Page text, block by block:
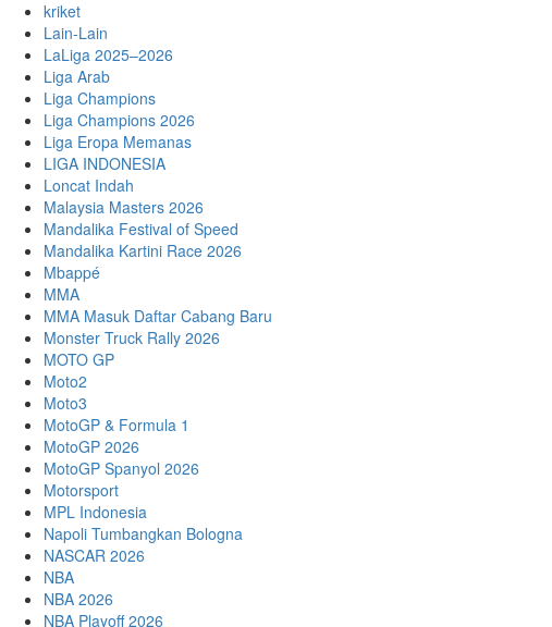
kriket
Lain-Lain
LaLiga 2025–2026
Liga Arab
Liga Champions
Liga Champions 2026
Liga Eropa Memanas
LIGA INDONESIA
Loncat Indah
Malaysia Masters 2026
Mandalika Festival of Speed
Mandalika Kartini Race 2026
Mbappé
MMA
MMA Masuk Daftar Cabang Baru
Monster Truck Rally 2026
MOTO GP
Moto2
Moto3
MotoGP & Formula 1
MotoGP 2026
MotoGP Spanyol 2026
Motorsport
MPL Indonesia
Napoli Tumbangkan Bologna
NASCAR 2026
NBA
NBA 2026
NBA Playoff 2026